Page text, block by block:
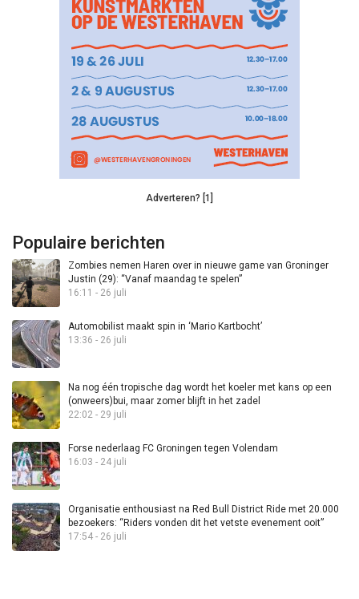
Adverteren? [1]
Populaire berichten
Zombies nemen Haren over in nieuwe game van Groninger
Justin (29): “Vanaf maandag te spelen”
16:11 - 26 juli
Automobilist maakt spin in ‘Mario Kartbocht’
13:36 - 26 juli
Na nog één tropische dag wordt het koeler met kans op een
(onweers)bui, maar zomer blijft in het zadel
22:02 - 29 juli
Forse nederlaag FC Groningen tegen Volendam
16:03 - 24 juli
Organisatie enthousiast na Red Bull District Ride met 20.000
bezoekers: “Riders vonden dit het vetste evenement ooit”
17:54 - 26 juli